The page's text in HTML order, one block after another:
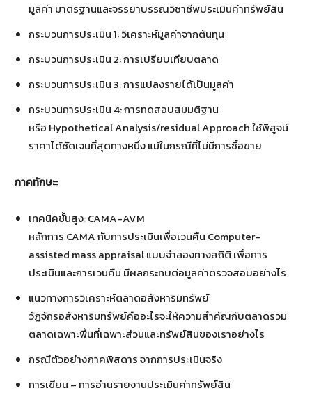
มูลค่า มาตรฐานและจรรยาบรรณวิชาชีพประเมินค่าทรัพย์สิน
กระบวนการประเมิน 1: วิเคราะห์มูลค่าจากต้นทุน
กระบวนการประเมิน 2: การเปรียบเทียบตลาด
กระบวนการประเมิน 3: การแปลงรายได้เป็นมูลค่า
กระบวนการประเมิน 4: การทดสอบสมมติฐาน
หรือ Hypothetical Analysis/residual Approach ใช้พิสูจน์
ราคาได้ชัดเจนที่สุดทางหนึ่ง แม้ในกรณีที่ไม่มีการซื้อขาย
ภาคทักษะ:
เทคนิคชั้นสูง: CAMA-AVM
หลักการ CAMA กับการประเมินเพื่อเวนคืน Computer-
assisted mass appraisal แบบจำลองทางสถิติ เพื่อการ
ประเมินและการเวนคืน มีผลกระทบต่อมูลค่าตรวจสอบอย่างไร
แนวทางการวิเคราะห์ตลาดอสังหาริมทรัพย์
วัฏจักรอสังหาริมทรัพย์คืออะไรจะให้ความสำคัญกับตลาดรวม
ตลาดเฉพาะพื้นที่เฉพาะส่วนและทรัพย์สินของเราอย่างไร
กรณีตัวอย่างภาคพิสดาร จากการประเมินจริง
การเขียน – การอ่านรายงานประเมินค่าทรัพย์สิน